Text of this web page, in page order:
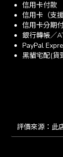
信用卡付款
信用卡（支
信用卡分期
銀行轉帳／
PayPal
黑貓宅配(貨